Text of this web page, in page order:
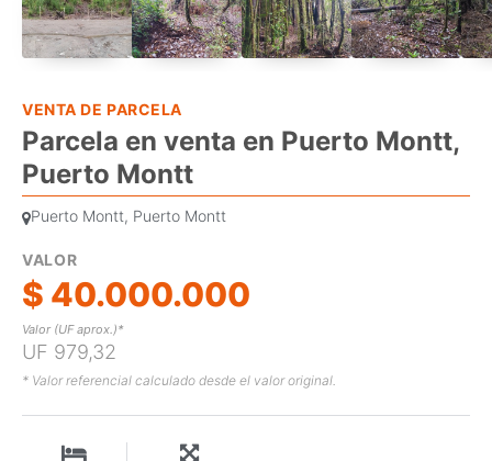
VENTA DE PARCELA
Parcela en venta en Puerto Montt,
Puerto Montt
Puerto Montt, Puerto Montt
VALOR
$ 40.000.000
Valor (UF aprox.)*
UF 979,32
* Valor referencial calculado desde el valor original.